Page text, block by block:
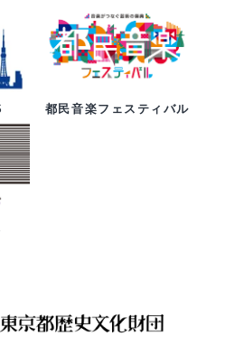
都民音楽フェスティバル